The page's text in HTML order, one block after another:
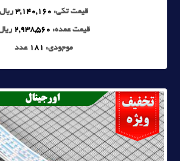
قیمت تکی: 3,140,160 ریال
قیمت عمده: 2,938,560
موجودی: 181 عدد